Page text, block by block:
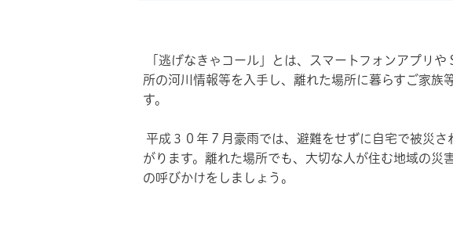
「逃げなきゃコール」とは、スマートフォンアプリ
所の河川情報等を入手し、離れた場所に暮らすご家
す。
平成３０年７月豪雨では、避難をせずに自宅で被災
がります。離れた場所でも、大切な人が住む地域の災
の呼びかけをしましょう。